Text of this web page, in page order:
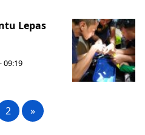
Lepas
09:19
2 »